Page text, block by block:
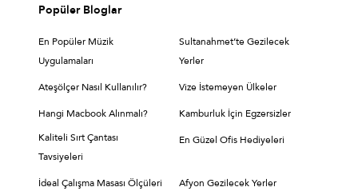
Popüler Bloglar
En Popüler Müzik
Uygulamaları
Sultanahmet’te Gezilecek
Yerler
Ateşölçer Nasıl Kullanılır? Vize İstemeyen Ülkeler
Hangi Macbook Alınmalı?
Kamburluk İçin Egzersizler
Kaliteli Sırt Çantası
Tavsiyeleri
En Güzel Ofis Hediyeleri
İdeal Çalışma Masası Ölçüleri
Afyon Gezilecek Yerler